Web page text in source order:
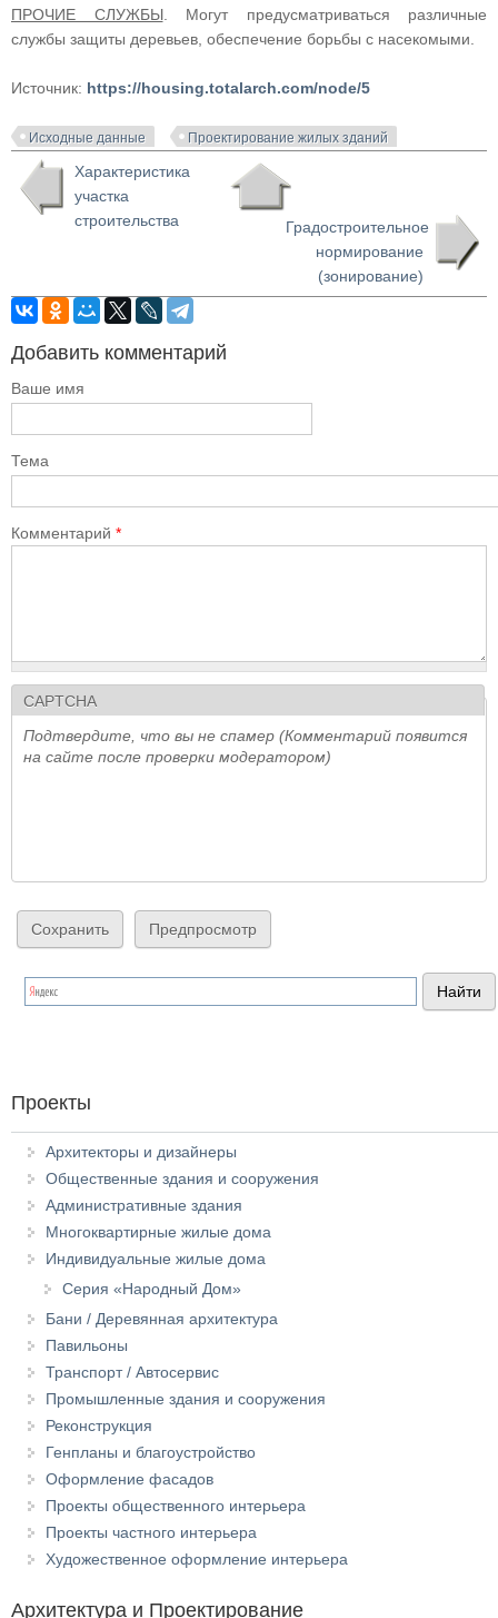
ПРОЧИЕ СЛУЖБЫ. Могут предусматриваться различные
службы защиты деревьев, обеспечение борьбы с насекомыми.
Источник: https://housing.totalarch.com/node/5
Исходные данные Проектирование жилых зданий
Характеристика
участка
строительства
Градостроительное
нормирование
(зонирование)
Добавить комментарий
Ваше имя
Тема
Комментарий *
CAPTCHA
Подтвердите, что вы не спамер (Комментарий появится
на сайте после проверки модератором)
Проекты
Архитекторы и дизайнеры
Общественные здания и сооружения
Административные здания
Многоквартирные жилые дома
Индивидуальные жилые дома
Серия «Народный Дом»
Бани / Деревянная архитектура
Павильоны
Транспорт / Автосервис
Промышленные здания и сооружения
Реконструкция
Генпланы и благоустройство
Оформление фасадов
Проекты общественного интерьера
Проекты частного интерьера
Художественное оформление интерьера
Архитектура и Проектирование